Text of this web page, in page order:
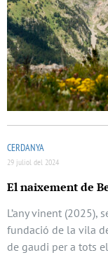
CERDANYA
29 juliol del 2024
El naixement de
L’any vinent (2025),
fundació de la vila
de gaudi per a tots